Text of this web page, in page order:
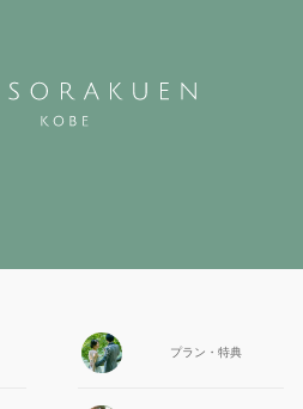
プラン・特典